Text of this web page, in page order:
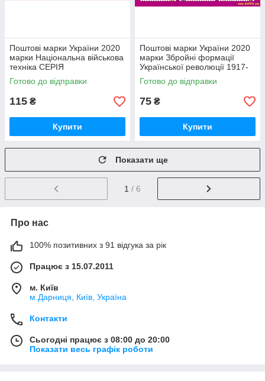
Поштові марки України 2020
марки Національна військова
техніка СЕРІЯ
Готово до відправки
115 ₴
Купити
Поштові марки України 2020
марки Збройні формації
Української революції 1917-
1921 років СЕРІЯ
Готово до відправки
75 ₴
Купити
Показати ще
1 / 6
Про нас
100% позитивних з 91 відгука за рік
Працює з 15.07.2011
м. Київ
м.Дарниця, Київ, Україна
Контакти
Сьогодні працює з 08:00 до 20:00
Показати весь графік роботи